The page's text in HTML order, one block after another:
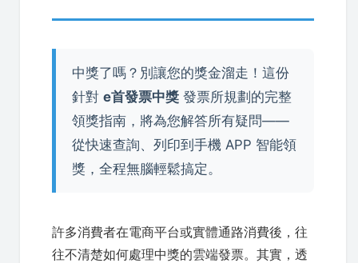
中獎了嗎？別讓您的獎金溜走！這份
針對 e首發票中獎 發票所規劃的完整
領獎指南，將為您解答所有疑問——
從快速查詢、列印到手機 APP 智能領
獎，全程無腦輕鬆搞定。
許多消費者在電商平台或實體通路消費後，往
往不清楚如何處理中獎的雲端發票。其實，透